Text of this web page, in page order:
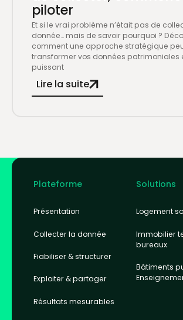
piloter
Et si le vrai problème n’était pas de
donnée… mais de savoir pourquoi ?
comment une approche stratégique
transformer vos données patrimoniales
puissant
Lire la suite
Footer
Plateforme
Présentation
Collecter la donnée
Fiabiliser & structurer
Exploiter & partager
Résultats mesurables
Solutions
Logement
Immobilier
bureaux
Bâtiments